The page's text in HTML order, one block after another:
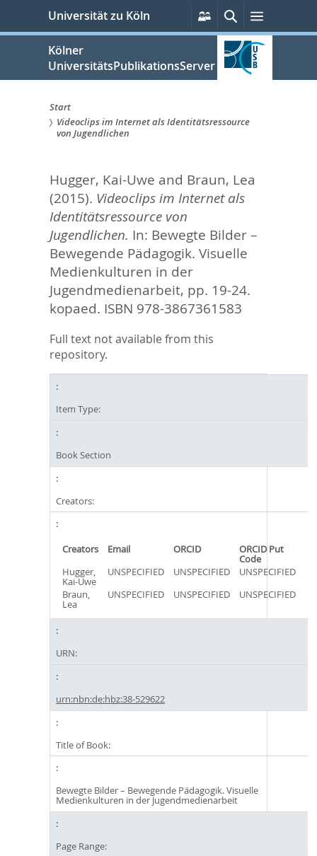
springen
Universität zu Köln
Persönliche
Services
SucheMenü
Kölner
UniversitätsPublikationsServer
Sie
hier:
Start
Videoclips im Internet als Identitätsressource
von Jugendlichen
Hugger, Kai-Uwe and Braun, Lea
(2015). Videoclips im Internet als
Identitätsressource von
Jugendlichen. In: Bewegte Bilder –
Bewegende Pädagogik. Visuelle
Medienkulturen in der
Jugendmedienarbeit, pp. 19-24.
kopaed. ISBN 978-3867361583
Full text not available from this
repository.
Item Type:
Book Section
Creators:
Creators Email ORCID ORCID Put
Code
Hugger,
Kai-Uwe
UNSPECIFIED UNSPECIFIED
UNSPECIFIED
Braun,
Lea
UNSPECIFIED UNSPECIFIED UNSPECIFIED
URN:
urn:nbn:de:hbz:38-529622
Title of Book:
Bewegte Bilder – Bewegende Pädagogik. Visuelle
Medienkulturen in der Jugendmedienarbeit
Page Range: